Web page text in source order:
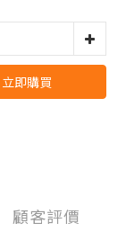
立即購買
顧客評價